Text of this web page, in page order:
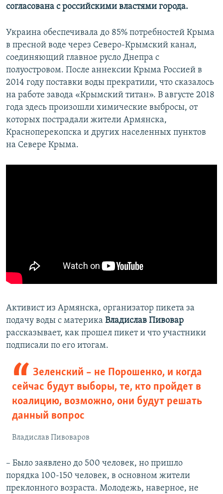
согласована с российскими властями города.
Украина обеспечивала до 85% потребностей Крыма
в пресной воде через Северо-Крымский канал,
соединяющий главное русло Днепра с
полуостровом. После аннексии Крыма Россией в
2014 году поставки воды прекратили, что сказалось
на работе завода «Крымский титан». В августе 2018
года здесь произошли химические выбросы, от
которых пострадали жители Армянска,
Красноперекопска и других населенных пунктов
на Севере Крыма.
Активист из Армянска, организатор пикета за
подачу воды с материка Владислав Пивовар
рассказывает, как прошел пикет и что участники
подписали по его итогам.
Зеленский – не Порошенко, и когда
сейчас будут выборы, те, кто пройдет в
коалицию, возможно, они будут решать
данный вопрос
Владислав Пивоваров
– Было заявлено до 500 человек, но пришло
порядка 100-150 человек, в основном жители
преклонного возраста. Молодежь, наверное, не